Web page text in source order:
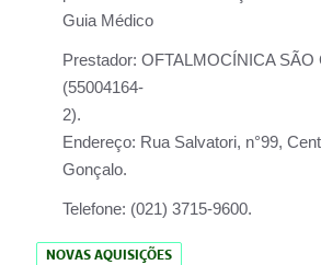
Guia Médico
Prestador: OFTALMOCÍNICA SÃO
(55004164-
Endereço: Rua Salvatori, n°99,
Gonçalo.
Telefone: (021) 3715-9600.
NOVAS AQUISIÇÕES